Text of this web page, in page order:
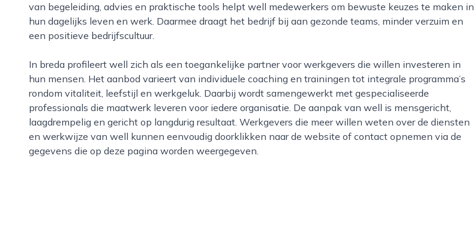
van begeleiding, advies en praktische tools helpt well medewerkers om bewuste keuzes te maken in
hun dagelijks leven en werk. Daarmee draagt het bedrijf bij aan gezonde teams, minder verzuim en
een positieve bedrijfscultuur.
In breda profileert well zich als een toegankelijke partner voor werkgevers die willen investeren in
hun mensen. Het aanbod varieert van individuele coaching en trainingen tot integrale programma’s
rondom vitaliteit, leefstijl en werkgeluk. Daarbij wordt samengewerkt met gespecialiseerde
professionals die maatwerk leveren voor iedere organisatie. De aanpak van well is mensgericht,
laagdrempelig en gericht op langdurig resultaat. Werkgevers die meer willen weten over de diensten
en werkwijze van well kunnen eenvoudig doorklikken naar de website of contact opnemen via de
gegevens die op deze pagina worden weergegeven.